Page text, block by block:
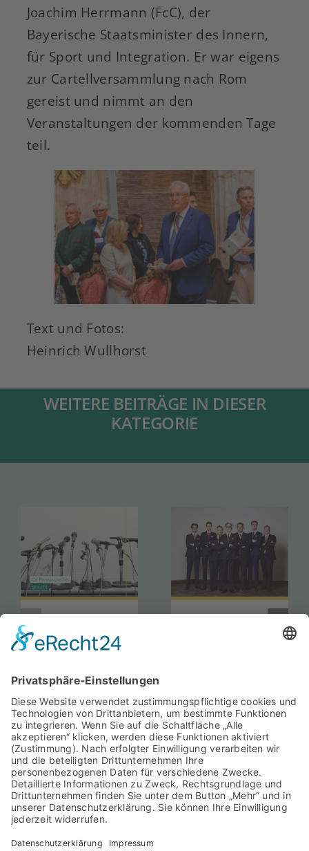
Joachim Herrmann (FcC), der
Bayerische Staatsminister des Innern,
für Sport und Integration. Er war eigens
zur Cartellversammlung nach Rom
gereist und nimmt an den
Veranstaltungen der kommenden Tage
teil.
Text und Fotos:
Heinrich Wullhorst
WEITERE BEITRÄGE IN DIESER
KATEGORIE
CV-
Pressesprecher
Amtszeit
beginnt